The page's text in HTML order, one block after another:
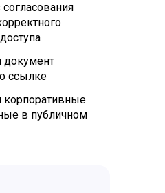
документ
ссылке
корпоративные
в публичном